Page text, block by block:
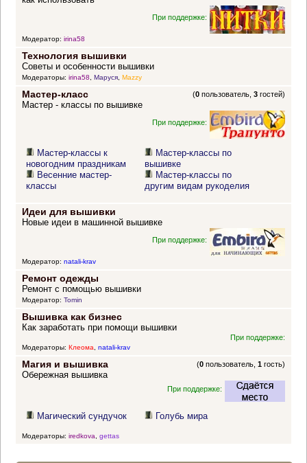
При поддержке:
Модератор: irina58
Технология вышивки
Советы и особенности вышивки
Модераторы: irina58, Маруся, Mazzy
Мастер-класс (0 пользователь,3 гостей)
Мастер - классы по вышивке
При поддержке:
Мастер-классы к
новогодним праздникам
Весенние мастер-
классы
Мастер-классы по
вышивке
Мастер-классы по
другим видам рукоделия
Идеи для вышивки
Новые идеи в машинной вышивке
При поддержке:
Модератор: natali-krav
Ремонт одежды
Ремонт с помощью вышивки
Модератор: Tomin
Вышивка как бизнес
Как заработать при помощи вышивки
При поддержке:
Модераторы: Клеома, natali-krav
Магия и вышивка (0 пользователь,1 гость)
Обережная вышивка
При поддержке:
Магический сундучок Голубь мира
Модераторы: iredkova gettas